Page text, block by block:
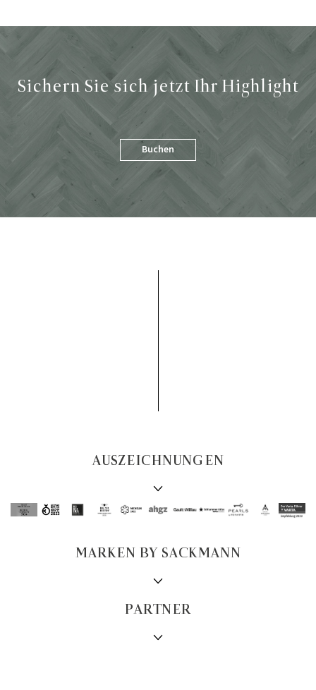
Sichern Sie sich jetzt Ihr Highlight
Buchen
AUSZEICHNUNGEN
MARKEN BY SACKMANN
PARTNER